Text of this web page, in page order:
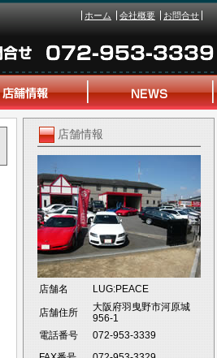
ホーム 会社概要 お問合せ
店舗情報
店舗名 LUG:PEACE
店舗住所
大阪府羽曳野市河原城
956-1
電話番号
072-953-3339